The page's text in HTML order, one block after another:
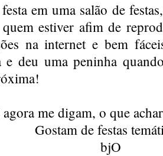
em uma salão de
estiver afim de
na internet e bem
e deu uma peninha
me digam, o que
Gostam de festas
bjO